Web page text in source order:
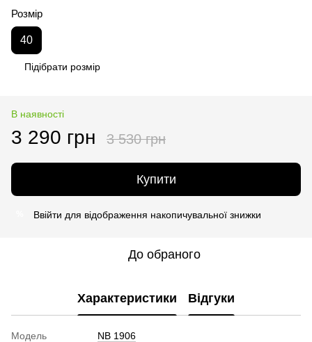
Розмір
40
Підібрати розмір
В наявності
3 290 грн 3 530 грн
Купити
Ввійти для відображення накопичувальної знижки
До обраного
Характеристики Відгуки
Модель
NB 1906